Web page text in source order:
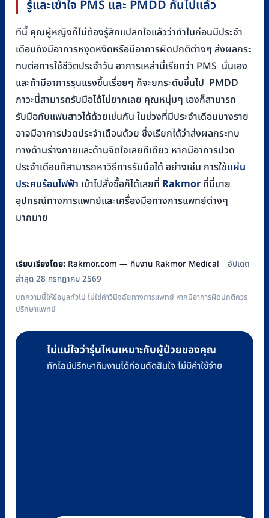
รู้และเข้าใจ PMS และ PMDD กันไปแล้ว
ทีนี้ คุณผู้หญิงก็ไม่ต้องรู้สึกแปลกใจแล้วว่าทำไมก่อนมีประจำ
เดือนถึงมีอาการหงุดหงิดหรือมีอาการผิดปกติต่างๆ ส่งผลกระ
ทบต่อการใช้ชีวิตประจำวัน อาการเหล่านี้เรียกว่า PMS นั่นเอง
และถ้ามีอาการรุนแรงขึ้นเรื่อยๆ ก็จะยกระดับขึ้นไป PMDD
ภาวะนี้สามารถรับมือได้ไม่ยากเลย คุณหนุ่มๆ เองก็สามารถ
รับมือกับแฟนสาวได้ด้วยเช่นกัน ในช่วงที่มีประจำเดือนบางราย
อาจมีอาการปวดประจำเดือนด้วย ซึ่งเรียกได้ว่าส่งผลกระทบ
ทางด้านร่างกายและด้านจิตใจเลยทีเดียว หากมีอาการปวด
ประจำเดือนก็สามารถหาวิธีการรับมือได้ อย่างเช่น การใช้แผ่น
ประคบร้อนไฟฟ้า เข้าไปสั่งซื้อก็ได้เลยที่ Rakmor ที่นี่ขาย
อุปกรณ์ทางการแพทย์และเครื่องมือทางการแพทย์ต่างๆ
มากมาย
เรียบเรียงโดย: Rakmor.com — ทีมงาน Rakmor Medical
อัปเดต
ล่าสุด 28 กรกฎาคม 2569
บทความนี้ให้ข้อมูลทั่วไป ไม่ใช่คำวินิจฉัยทางการแพทย์ หากมีอาการผิดปกติควร
ปรึกษาแพทย์
ไม่แน่ใจว่ารุ่นไหนเหมาะกับผู้ป่วยของคุณ
ทักไลน์ปรึกษาทีมงานได้ก่อนตัดสินใจ ไม่มีค่าใช้จ่าย